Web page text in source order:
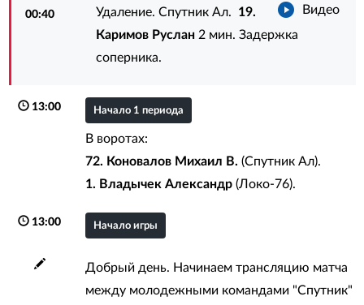
00:40 Видео
Удаление. Спутник Ал. 19.
Каримов Руслан 2 мин. Задержка
соперника.
13:00 Начало 1 периода
В воротах:
72. Коновалов Михаил В. (Спутник Ал).
1. Владычек Александр(Локо-76).
13:00 Начало игры
Добрый день. Начинаем трансляцию матча
между молодежными командами "Спутник"